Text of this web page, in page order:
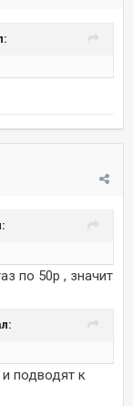
по 50р , значит
подводят к